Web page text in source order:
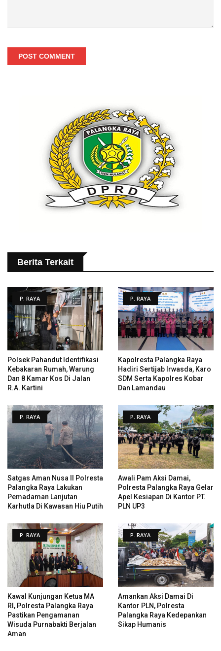
POST COMMENT
Berita Terkait
P. RAYA
Polsek Pahandut Identifikasi
Kebakaran Rumah, Warung
Dan 8 Kamar Kos Di Jalan
R.A. Kartini
P. RAYA
Kapolresta Palangka Raya
Hadiri Sertijab Irwasda, Karo
SDM Serta Kapolres Kobar
Dan Lamandau
P. RAYA
Satgas Aman Nusa II Polresta
Palangka Raya Lakukan
Pemadaman Lanjutan
Karhutla Di Kawasan Hiu Putih
P. RAYA
Awali Pam Aksi Damai,
Polresta Palangka Raya Gelar
Apel Kesiapan Di Kantor PT.
PLN UP3
P. RAYA
Kawal Kunjungan Ketua MA
RI, Polresta Palangka Raya
Pastikan Pengamanan
Wisuda Purnabakti Berjalan
Aman
P. RAYA
Amankan Aksi Damai Di
Kantor PLN, Polresta
Palangka Raya Kedepankan
Sikap Humanis